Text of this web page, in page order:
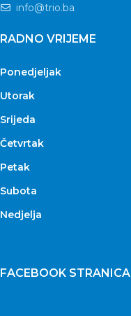
info@trio.ba
RADNO VRIJEME
Ponedjeljak
Utorak
Srijeda
Četvrtak
Petak
Subota
Nedjelja
FACEBOOK STRANICA